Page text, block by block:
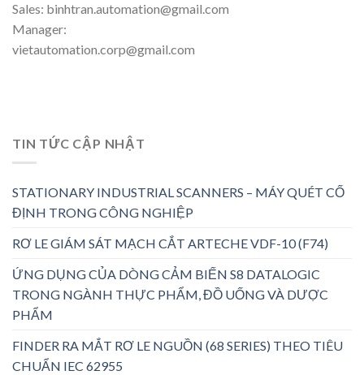
Sales: binhtran.automation@gmail.com
Manager:
vietautomation.corp@gmail.com
TIN TỨC CẬP NHẬT
STATIONARY INDUSTRIAL SCANNERS – MÁY QUÉT CỐ
ĐỊNH TRONG CÔNG NGHIỆP
RƠ LE GIÁM SÁT MẠCH CẮT ARTECHE VDF-10 (F74)
ỨNG DỤNG CỦA DÒNG CẢM BIẾN S8 DATALOGIC
TRONG NGÀNH THỰC PHẨM, ĐỒ UỐNG VÀ DƯỢC
PHẨM
FINDER RA MẮT RƠ LE NGUỒN (68 SERIES) THEO TIÊU
CHUẨN IEC 62955